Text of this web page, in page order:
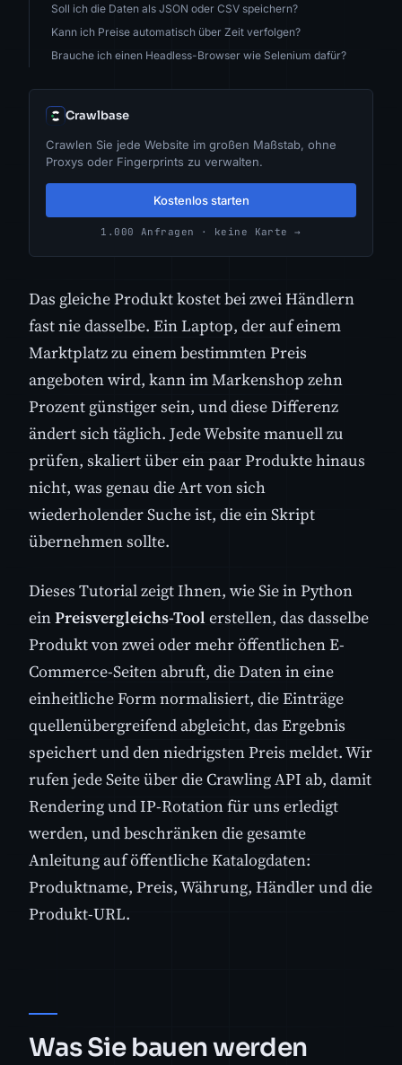
Soll ich die Daten als JSON oder CSV speichern?
Kann ich Preise automatisch über Zeit verfolgen?
Brauche ich einen Headless-Browser wie Selenium dafür?
Crawlbase
Crawlen Sie jede Website im großen Maßstab, ohne
Proxys oder Fingerprints zu verwalten.
Kostenlos starten
1.000 Anfragen · keine Karte →
Das gleiche Produkt kostet bei zwei Händlern
fast nie dasselbe. Ein Laptop, der auf einem
Marktplatz zu einem bestimmten Preis
angeboten wird, kann im Markenshop zehn
Prozent günstiger sein, und diese Differenz
ändert sich täglich. Jede Website manuell zu
prüfen, skaliert über ein paar Produkte hinaus
nicht, was genau die Art von sich
wiederholender Suche ist, die ein Skript
übernehmen sollte.
Dieses Tutorial zeigt Ihnen, wie Sie in Python
einPreisvergleichs-Tool erstellen, das dasselbe
Produkt von zwei oder mehr öffentlichen E-
Commerce-Seiten abruft, die Daten in eine
einheitliche Form normalisiert, die Einträge
quellenübergreifend abgleicht, das Ergebnis
speichert und den niedrigsten Preis meldet. Wir
rufen jede Seite über die Crawling API ab, damit
Rendering und IP-Rotation für uns erledigt
werden, und beschränken die gesamte
Anleitung auf öffentliche Katalogdaten:
Produktname, Preis, Währung, Händler und die
Produkt-URL.
Was Sie bauen werden